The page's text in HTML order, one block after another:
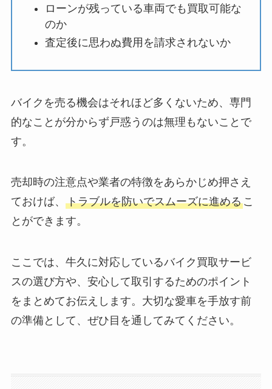
ローンが残っている車両でも買取可能な
のか
査定後に思わぬ費用を請求されないか
バイクを売る機会はそれほど多くないため、専門
的なことが分からず戸惑うのは無理もないことで
す。
売却時の注意点や業者の特徴をあらかじめ押さえ
ておけば、 トラブルを防いでスムーズに進めるこ
とができます。
ここでは、牛久に対応しているバイク買取サービ
スの選び方や、安心して取引するためのポイント
をまとめてお伝えします。大切な愛車を手放す前
の準備として、ぜひ目を通してみてください。